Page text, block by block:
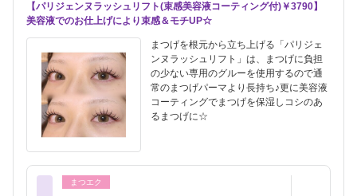
【パリジェンヌラッシュリフト(束感美容液コーティング付)￥3790】
美容液でのお仕上げにより束感＆モチUP☆
まつげを根元から立ち上げる「パリジェ
ンヌラッシュリフト」は、まつげに負担
の少ない専用のグルーを使用するので通
常のまつげパーマより長持ち♪更に美容液
コーティングでまつげを保湿しコシのあ
るまつげに☆
まつエク